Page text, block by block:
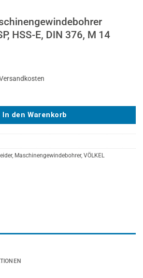
HSS-E, DIN 376, M 14
In den Warenkorb
, Maschinengewindebohrer, VÖLKEL